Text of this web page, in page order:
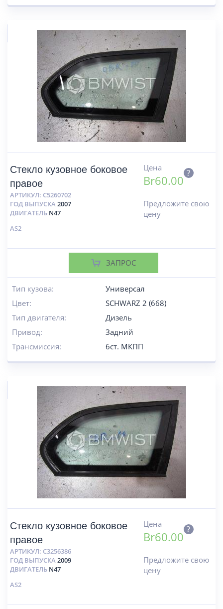
Стекло кузовное боковое
правое
АРТИКУЛ: C5260702
ГОД ВЫПУСКА2007
ДВИГАТЕЛЬ N47
AS2
Цена
Br60.00
?
Предложите свою
цену
ЗАПРОС
Тип кузова:
Универсал
Цвет:
SCHWARZ 2 (668)
Тип двигателя:
Дизель
Привод:
Задний
Трансмиссия:
6ст. МКПП
Стекло кузовное боковое
правое
АРТИКУЛ: C3256386
ГОД ВЫПУСКА2009
ДВИГАТЕЛЬ N47
AS2
Цена
Br60.00
?
Предложите свою
цену